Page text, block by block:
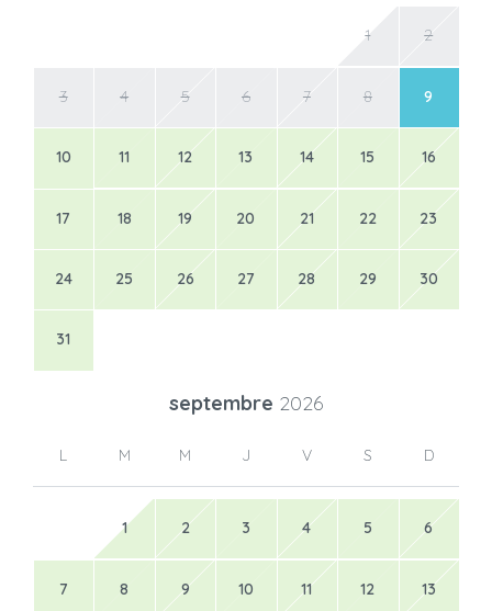
1 2
3 4 5 6 7 8 9
10 11 12 13 14 15 16
17 18 19 20 21 22 23
24 25 26 27 28 29 30
31
septembre 2026
L M M J V S D
1 2 3 4 5 6
7 8 9 10 11 12 13